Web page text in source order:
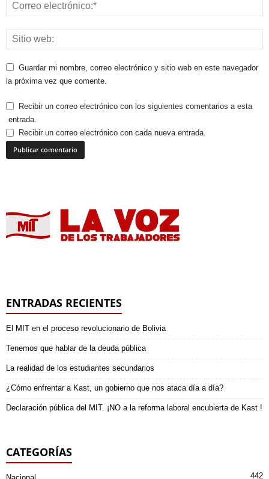
Guardar mi nombre, correo electrónico y sitio web en este navegador
la próxima vez que comente.
Recibir un correo electrónico con los siguientes comentarios a esta
entrada.
Recibir un correo electrónico con cada nueva entrada.
ENTRADAS RECIENTES
El MIT en el proceso revolucionario de Bolivia
Tenemos que hablar de la deuda pública
La realidad de los estudiantes secundarios
¿Cómo enfrentar a Kast, un gobierno que nos ataca día a día?
Declaración pública del MIT. ¡NO a la reforma laboral encubierta de Kast !
CATEGORÍAS
442